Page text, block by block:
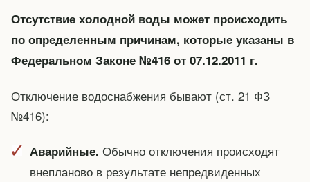
Отсутствие холодной воды может происходить
по определенным причинам, которые указаны в
Федеральном Законе №416 от 07.12.2011 г.
Отключение водоснабжения бывают (ст. 21 ФЗ
№416):
Аварийные. Обычно отключения происходят
внепланово в результате непредвиденных